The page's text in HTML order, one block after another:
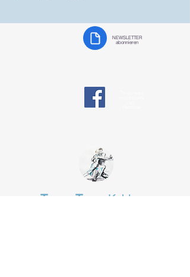
NEWSLETTER
abonnieren
Tango Team Koblenz